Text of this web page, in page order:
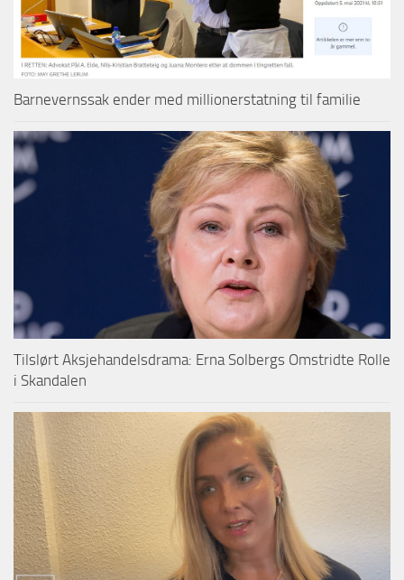
Barnevernssak ender med millionerstatning til familie
Tilslørt Aksjehandelsdrama: Erna Solbergs Omstridte Rolle
i Skandalen